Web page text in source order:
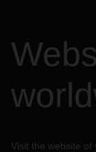
Visit the website of